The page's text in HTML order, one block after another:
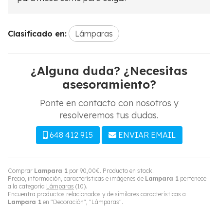
Comprar Lampara 1 por 90,00€. Producto en stock.
Precio, información, características e imágenes de Lampara 1 pertenece
a la categoría Lámparas (10).
Encuentra productos relacionados y de similares características a
Lampara 1 en "Decoración", "Lámparas".
Clasificado en: Lámparas
¿Alguna duda? ¿Necesitas
asesoramiento?
Ponte en contacto con nosotros y
resolveremos tus dudas.
648 412 915 ENVIAR EMAIL